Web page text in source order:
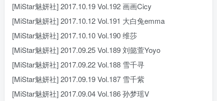
[MiStar魅妍社] 2017.10.19 Vol.192 画画Cicy
[MiStar魅妍社] 2017.10.12 Vol.191 大白兔emma
[MiStar魅妍社] 2017.10.10 Vol.190 维莎
[MiStar魅妍社] 2017.09.25 Vol.189 刘懿萱Yoyo
[MiStar魅妍社] 2017.09.22 Vol.188 雪千寻
[MiStar魅妍社] 2017.09.19 Vol.187 雪千紫
[MiStar魅妍社] 2017.09.04 Vol.186 孙梦瑶V